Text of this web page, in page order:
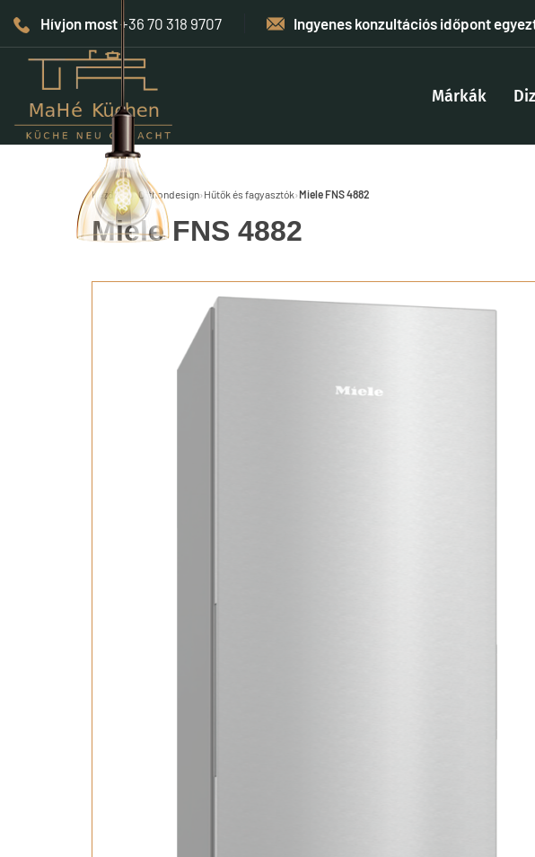
Hívjon most+36 70 318 9707 Ingyenes konzultációs időpont
Márkák
Kezdőlap›Otthondesign› Hűtők és fagyasztók›Miele FNS 4882
Miele FNS 4882